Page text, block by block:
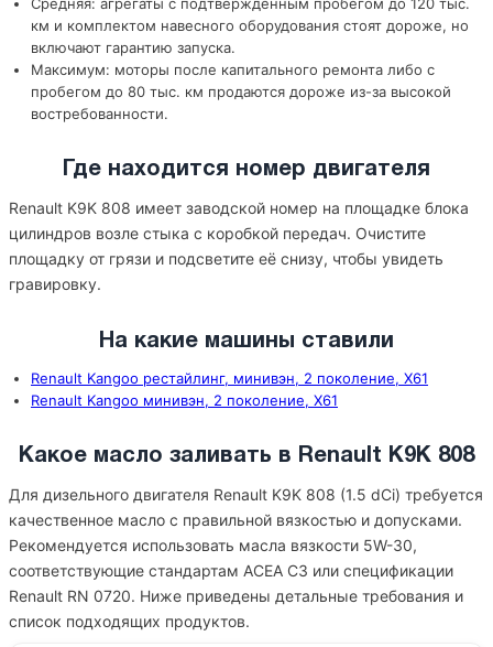
км и комплектом навесного оборудования стоят дороже, но
включают гарантию запуска.
Максимум: моторы после капитального ремонта либо с
пробегом до 80 тыс. км продаются дороже из-за высокой
востребованности.
Где находится номер двигателя
Renault K9K 808 имеет заводской номер на площадке блока
цилиндров возле стыка с коробкой передач. Очистите
площадку от грязи и подсветите её снизу, чтобы увидеть
гравировку.
На какие машины ставили
Renault Kangoo рестайлинг, минивэн, 2 поколение, X61
Renault Kangoo минивэн, 2 поколение, X61
Какое масло заливать в Renault K9K 808
Для дизельного двигателя Renault K9K 808 (1.5 dCi) требуется
качественное масло с правильной вязкостью и допусками.
Рекомендуется использовать масла вязкости 5W-30,
соответствующие стандартам ACEA C3 или спецификации
Renault RN 0720. Ниже приведены детальные требования и
список подходящих продуктов.